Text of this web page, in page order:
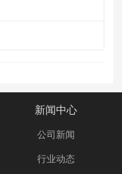
新闻中心
公司新闻
行业动态